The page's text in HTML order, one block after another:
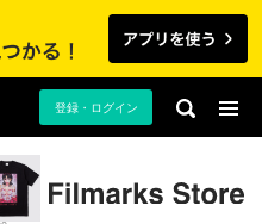
登録・ログイン